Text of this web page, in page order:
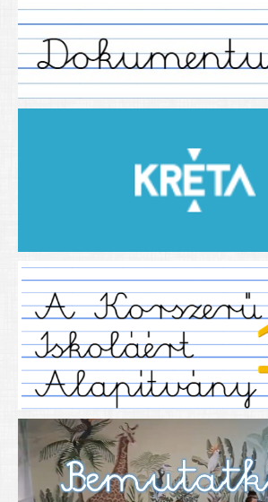
2013/2014. tanév
2014/2015. tanév
2015/2016. tanév
2016/2017 tanév
2018/2019 tanév
2019/2020-as tanév
Pályázataink
SIHU
EFOP 325
TÁMOP
TIOP
Határtalanul
Névadónk